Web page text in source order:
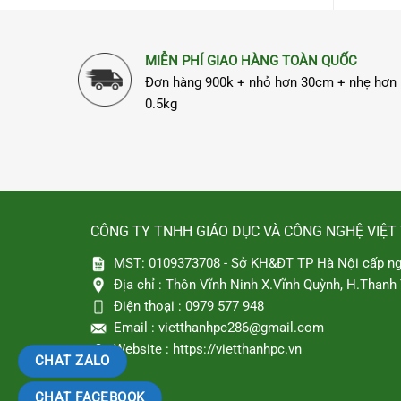
MIỄN PHÍ GIAO HÀNG TOÀN QUỐC
Đơn hàng 900k + nhỏ hơn 30cm + nhẹ hơn
0.5kg
CÔNG TY TNHH GIÁO DỤC VÀ CÔNG NGHỆ
MST: 0109373708 - Sở KH&ĐT TP Hà Nội cấp
Địa chỉ : Thôn Vĩnh Ninh X.Vĩnh Quỳnh, H.Thanh
Điện thoại : 0979 577 948
Email : vietthanhpc286@gmail.com
Website : https://vietthanhpc.vn
CHAT ZALO
CHAT FACEBOOK